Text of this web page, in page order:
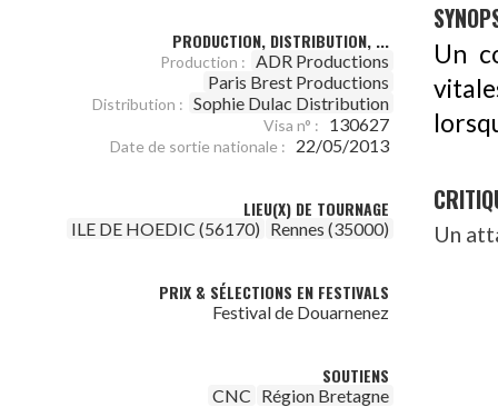
PRODUCTION, DISTRIBUTION, ...
Production : ADR Productions
Paris Brest Productions
Distribution : Sophie Dulac Distribution
Visa n° : 130627
Date de sortie nationale : 22/05/2013
LIEU(X) DE TOURNAGE
ILE DE HOEDIC (56170) Rennes (35000)
PRIX & SÉLECTIONS EN FESTIVALS
Festival de Douarnenez
SOUTIENS
CNC Région Bretagne
Un
Un